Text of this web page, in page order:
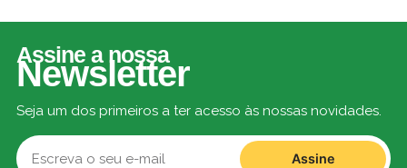
Assine a nossa
Newsletter
Seja um dos primeiros a ter acesso às nossas novidades.
Assine